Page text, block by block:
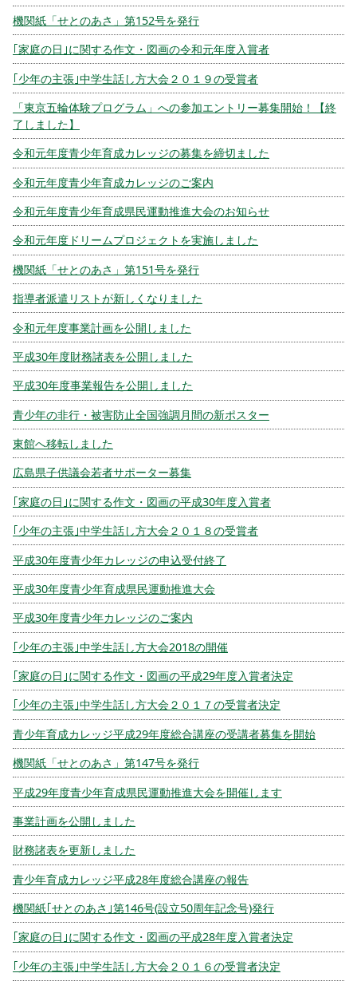
機関紙「せとのあさ」第152号を発行
｢家庭の日｣に関する作文・図画の令和元年度入賞者
｢少年の主張｣中学生話し方大会２０１９の受賞者
「東京五輪体験プログラム」への参加エントリー募集開始！【終
了しました】
令和元年度青少年育成カレッジの募集を締切ました
令和元年度青少年育成カレッジのご案内
令和元年度青少年育成県民運動推進大会のお知らせ
令和元年度ドリームプロジェクトを実施しました
機関紙「せとのあさ」第151号を発行
指導者派遣リストが新しくなりました
令和元年度事業計画を公開しました
平成30年度財務諸表を公開しました
平成30年度事業報告を公開しました
青少年の非行・被害防止全国強調月間の新ポスター
東館へ移転しました
広島県子供議会若者サポーター募集
｢家庭の日｣に関する作文・図画の平成30年度入賞者
｢少年の主張｣中学生話し方大会２０１８の受賞者
平成30年度青少年カレッジの申込受付終了
平成30年度青少年育成県民運動推進大会
平成30年度青少年カレッジのご案内
｢少年の主張｣中学生話し方大会2018の開催
｢家庭の日｣に関する作文・図画の平成29年度入賞者決定
｢少年の主張｣中学生話し方大会２０１７の受賞者決定
青少年育成カレッジ平成29年度総合講座の受講者募集を開始
機関紙「せとのあさ」第147号を発行
平成29年度青少年育成県民運動推進大会を開催します
事業計画を公開しました
財務諸表を更新しました
青少年育成カレッジ平成28年度総合講座の報告
機関紙｢せとのあさ｣第146号(設立50周年記念号)発行
｢家庭の日｣に関する作文・図画の平成28年度入賞者決定
｢少年の主張｣中学生話し方大会２０１６の受賞者決定